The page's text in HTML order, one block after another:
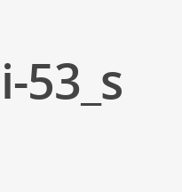
53_s